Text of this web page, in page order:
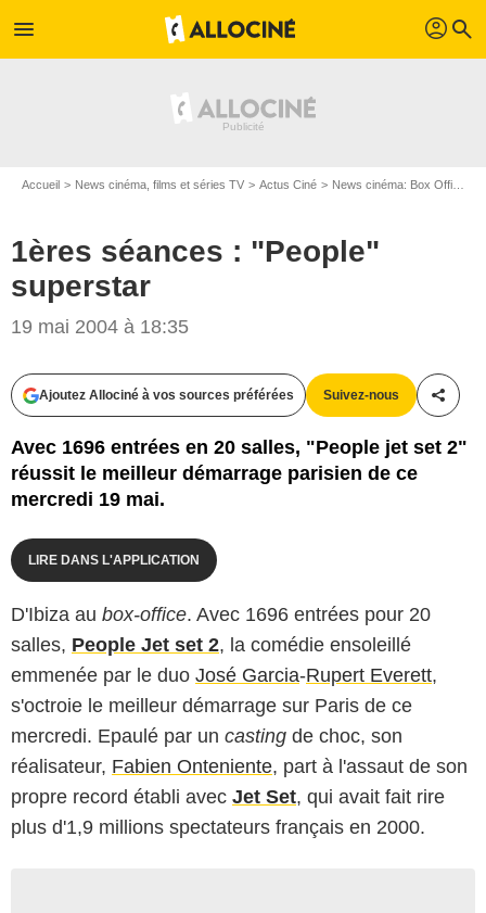
menu profil search
Accueil News cinéma, films et séries TV Actus Ciné News cinéma: Box Office
1ères séances : "People"
superstar
19 mai 2004 à 18:35
Ajoutez Allociné à vos sources préférées Suivez-nous
Avec 1696 entrées en 20 salles, "People jet set 2"
réussit le meilleur démarrage parisien de ce
mercredi 19 mai.
LIRE DANS L'APPLICATION
D'Ibiza au box-office. Avec 1696 entrées pour 20
salles, People Jet set 2, la comédie ensoleillé
emmenée par le duo José Garcia-Rupert Everett,
s'octroie le meilleur démarrage sur Paris de ce
mercredi. Epaulé par un casting de choc, son
réalisateur, Fabien Onteniente, part à l'assaut de son
propre record établi avec Jet Set, qui avait fait rire
plus d'1,9 millions spectateurs français en 2000.